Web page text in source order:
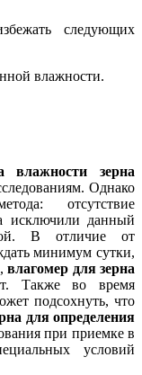
следующих
влажности.
влажности зерна
Однако
отсутствие
исключили данный
В отличие от
минимум сутки,
влагомер для зерна
Также во время
подсохнуть, что
для определения
при приемке в
условий